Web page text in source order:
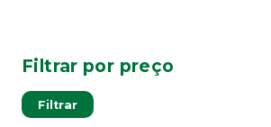
Filtrar por preço
Filtrar